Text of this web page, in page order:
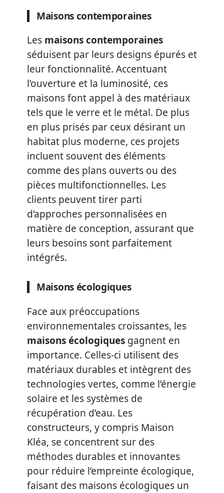
Maisons contemporaines
Les maisons contemporaines
séduisent par leurs designs épurés et
leur fonctionnalité. Accentuant
l’ouverture et la luminosité, ces
maisons font appel à des matériaux
tels que le verre et le métal. De plus
en plus prisés par ceux désirant un
habitat plus moderne, ces projets
incluent souvent des éléments
comme des plans ouverts ou des
pièces multifonctionnelles. Les
clients peuvent tirer parti
d’approches personnalisées en
matière de conception, assurant que
leurs besoins sont parfaitement
intégrés.
Maisons écologiques
Face aux préoccupations
environnementales croissantes, les
maisons écologiques gagnent en
importance. Celles-ci utilisent des
matériaux durables et intègrent des
technologies vertes, comme l’énergie
solaire et les systèmes de
récupération d’eau. Les
constructeurs, y compris Maison
Kléa, se concentrent sur des
méthodes durables et innovantes
pour réduire l’empreinte écologique,
faisant des maisons écologiques un